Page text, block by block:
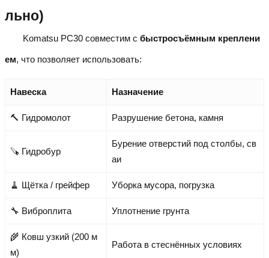
льно)
Komatsu PC30 совместим с быстросъёмным креплени
ем, что позволяет использовать:
Навеска Назначение
🔨 Гидромолот Разрушение бетона, камня
🪚 Гидробур
Бурение отверстий под столбы, св
аи
🧹 Щётка / грейфер Уборка мусора, погрузка
🔧 Виброплита Уплотнение грунта
🌾 Ковш узкий (200 м
м)
Работа в стеснённых условиях